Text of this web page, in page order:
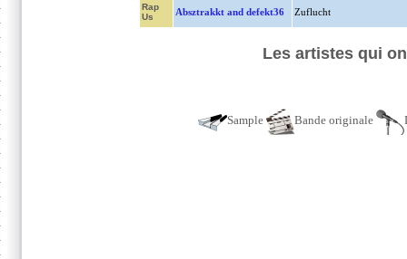
Rap
Us
Absztrakkt and defekt36 Zuflucht
Les artistes qui
Sample Bande originale